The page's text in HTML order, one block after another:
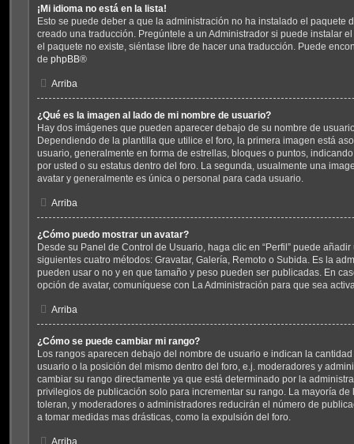
¡Mi idioma no está en la lista!
Esto se puede deber a que la administración no ha instalado el paquete
creado una traducción. Pregúntele a un Administrador si puede instalar
el paquete no existe, siéntase libre de hacer una traducción. Puede
de phpBB®
Arriba
¿Qué es la imagen al lado de mi nombre de usuario?
Hay dos imágenes que pueden aparecer debajo de su nombre de
Dependiendo de la plantilla que utilice el foro, la primera imagen está
usuario, generalmente en forma de estrellas, bloques o puntos,
por usted o su estatus dentro del foro. La segunda, usualmente una
avatar y generalmente es única o personal para cada usuario.
Arriba
¿Cómo puedo mostrar un avatar?
Desde su Panel de Control de Usuario, haga clic en “Perfil” puede
siguientes cuatro métodos: Gravatar, Galería, Remoto o Subida. Es la
pueden usar o no y en que tamaño y peso pueden ser publicadas. En
opción de avatar, comuníquese con La Administración para que sea
Arriba
¿Cómo se puede cambiar mi rango?
Los rangos aparecen debajo del nombre de usuario e indican la
usuario o la posición del mismo dentro del foro, e.j. moderadores y
cambiar su rango directamente ya que está determinado por la
privilegios de publicación solo para incrementar su rango. La mayoría de
toleran, y moderadores o administradores reducirán el número de
a tomar medidas mas drásticas, como la expulsión del foro.
Arriba